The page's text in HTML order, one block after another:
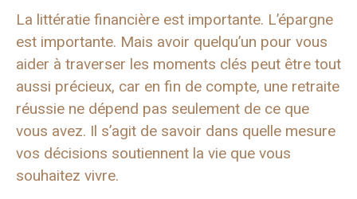
La littératie financière est importante. L’épargne
est importante. Mais avoir quelqu’un pour vous
aider à traverser les moments clés peut être tout
aussi précieux, car en fin de compte, une retraite
réussie ne dépend pas seulement de ce que
vous avez. Il s’agit de savoir dans quelle mesure
vos décisions soutiennent la vie que vous
souhaitez vivre.